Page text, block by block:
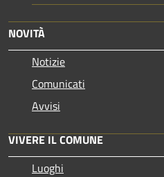
NOVITÀ
Notizie
Comunicati
Avvisi
VIVERE IL COMUNE
Luoghi